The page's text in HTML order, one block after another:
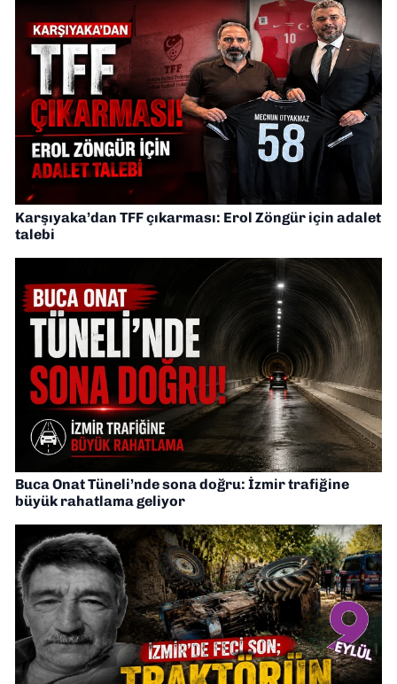
Karşıyaka’dan TFF çıkarması: Erol Zöngür için adalet
talebi
Buca Onat Tüneli’nde sona doğru: İzmir trafiğine
büyük rahatlama geliyor